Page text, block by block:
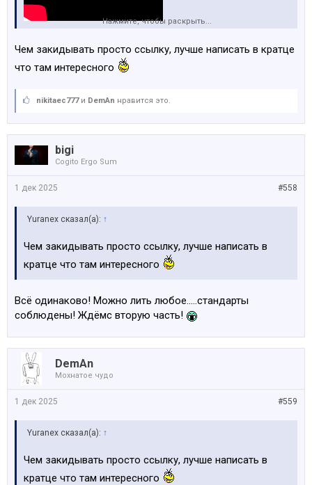
Нажмите, чтобы раскрыть...
Чем закидывать просто ссылку, лучше написать в кратце
что там интересного
nikitaec777и DemAn нравится это.
bigi
Cogito Ergo Sum
#558
1 дек 2025
Yuranex сказал(а): ↑
Чем закидывать просто ссылку, лучше написать в
кратце что там интересного
Всё одинаково! Можно лить любое.....стандарты
соблюдены! Ждёмс вторую часть!
DemAn
Мохнатое чудо
#559
1 дек 2025
Yuranex сказал(а): ↑
Чем закидывать просто ссылку, лучше написать в
кратце что там интересного